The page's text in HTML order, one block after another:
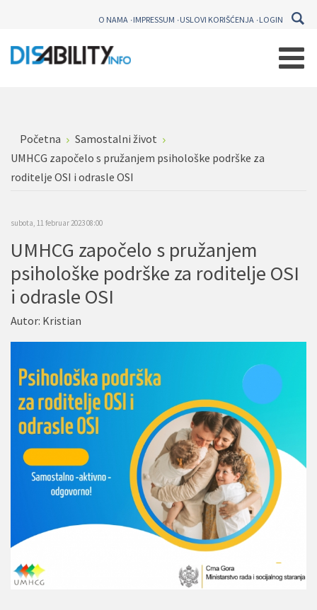
O NAMA IMPRESSUM USLOVI KORIŠĆENJA LOGIN
Početna
Samostalni život
UMHCG započelo s pružanjem psihološke podrške za
roditelje OSI i odrasle OSI
subota, 11 februar 2023 08:00
UMHCG započelo s pružanjem
psihološke podrške za roditelje OSI
i odrasle OSI
Autor: Kristian